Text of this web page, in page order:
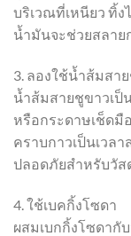
บริเวณที่เหนียว ทิ้ง
น้ำมันจะช่วยสลาย
3. ลองใช้น้ำส้มสา
น้ำส้มสายชูขาวเป็
หรือกระดาษเช็ด
คราบกาวเป็นเวล
ปลอดภัยสำหรับวั
4. ใช้เบคกิ้งโซดา
ผสมเบกกิ้งโซดากั